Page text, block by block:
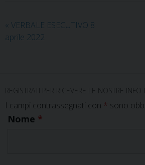
« VERBALE ESECUTIVO 8
aprile 2022
REGISTRATI PER RICEVERE LE NOSTRE INFO
I campi contrassegnati con * sono
Nome *